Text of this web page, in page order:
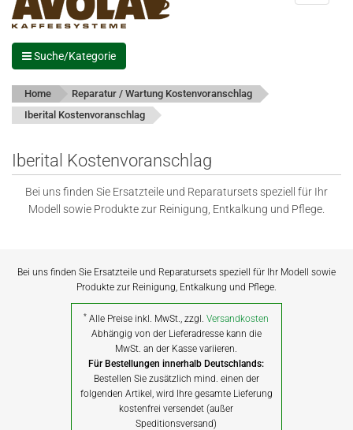
Suche/Kategorie
Home
Reparatur / Wartung Kostenvoranschlag
Iberital Kostenvoranschlag
Iberital Kostenvoranschlag
Bei uns finden Sie Ersatzteile und Reparatursets speziell für Ihr
Modell sowie Produkte zur Reinigung, Entkalkung und Pflege.
Bei uns finden Sie Ersatzteile und Reparatursets speziell für Ihr Modell sowie
Produkte zur Reinigung, Entkalkung und Pflege.
* Alle Preise inkl. MwSt., zzgl.Versandkosten
Abhängig von der Lieferadresse kann die
MwSt. an der Kasse variieren.
Für Bestellungen innerhalb Deutschlands:
Bestellen Sie zusätzlich mind. einen der
folgenden Artikel, wird Ihre gesamte Lieferung
kostenfrei versendet (außer
Speditionsversand)